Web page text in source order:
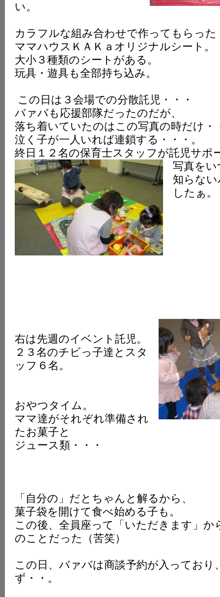
い。
カラフルな組み合わせで作ってもらった
ママハウスＫＡＫａオリジナルシート。
大小３種類のシートがある。
玩具・遊具も全部持ち込み。
この日は３会場での分散託児・・・
バァバも応援部隊だったのだが、
落ち着いていたのはこの写真の時だけ・
泣く子が一人いれば連鎖する・・・。
終日１２名の保育士スタッフが託児サポ
写真を
知らな
したぁ。
右は先週のイベント託児。
２３名のチビっ子達とスタ
ッフ６名。
おやつタイム。
ママ達がそれぞれ準備され
たお菓子と
ジュース類・・・
「自分の」だとちゃんと解るから、
菓子袋を開けて食べ始める子も。
この後、全員座って「いただきます」か
のことだった（苦笑）
この日、バァバは商談予約が入っており
ず・・。